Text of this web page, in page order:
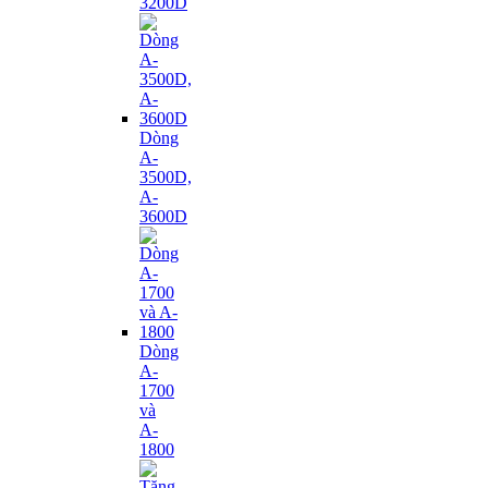
Dòng
A-
3500D,
A-
3600D
Dòng
A-
1700
và
A-
1800